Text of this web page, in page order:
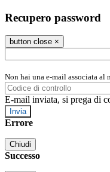
Recupero password
button close ×
Non hai una e-mail associata al
E-mail inviata, si prega di
Errore
Chiudi
Successo